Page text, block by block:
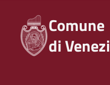
Comune
di